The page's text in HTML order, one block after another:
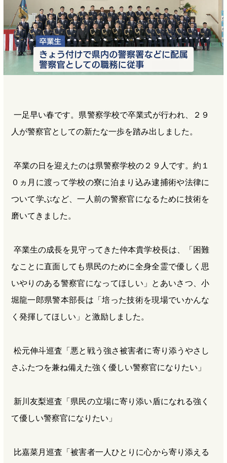
k
一足早い春です。県警察学校で卒業式が行われ、２９
人が警察官としての新たな一歩を踏み出しました。
卒業の日を迎えたのは県警察学校の２９人です。約１
０ヵ月に渡って学校の寮に泊まり込み逮捕術や法律に
ついて学ぶなど、一人前の警察官になるために技術を
磨いてきました。
卒業生の成長を見守ってきた仲本貴学校長は、「困難
なことに直面しても県民のために全身全霊で優しく思
いやりのある警察官になってほしい」とあいさつ、小
堀龍一郎県警本部長は「培った技術を現場でいかんな
く発揮してほしい」と激励しました。
松元伸斗巡査「悪と戦う強さ被害者に寄り添うやさし
さふたつを兼ね備えた強く優しい警察官になりたい」
新川友梨巡査「県民の立場に寄り添い盾になれる強く
て優しい警察官になりたい」
比嘉菜月巡査「被害者一人ひとりに心から寄り添える